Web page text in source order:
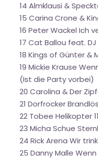
14 Almklausi &
15 Carina Crone &
16 Peter Wackel Ich
17 Cat Ballou feat.
18 Kings of Günter &
19 Mickie Krause
(Ist die Party vorbei)
20 Carolina & Der
21 Dorfrocker
22 Tobee Helikopter
23 Micha Schue
24 Rick Arena Wir
25 Danny Malle